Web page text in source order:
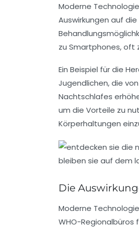
Moderne
Auswirkungen auf
zu Smartphones, oft
Ein Beispiel für die
Jugendlichen, die
Nachtschlafes
um die Vorteile zu
Körperhaltungen
Die
Moderne
WHO-